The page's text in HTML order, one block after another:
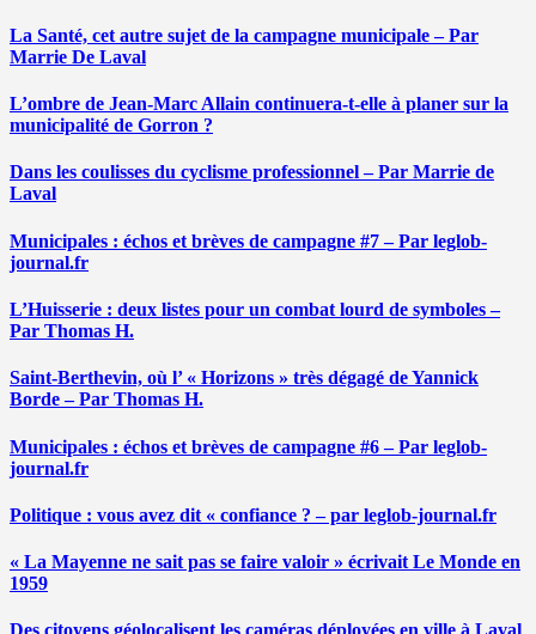
La Santé, cet autre sujet de la campagne municipale – Par
Marrie De Laval
L’ombre de Jean-Marc Allain continuera-t-elle à planer sur la
municipalité de Gorron ?
Dans les coulisses du cyclisme professionnel – Par Marrie de
Laval
Municipales : échos et brèves de campagne #7 – Par leglob-
journal.fr
L’Huisserie : deux listes pour un combat lourd de symboles –
Par Thomas H.
Saint-Berthevin, où l’ « Horizons » très dégagé de Yannick
Borde – Par Thomas H.
Municipales : échos et brèves de campagne #6 – Par leglob-
journal.fr
Politique : vous avez dit « confiance ? – par leglob-journal.fr
« La Mayenne ne sait pas se faire valoir » écrivait Le Monde en
1959